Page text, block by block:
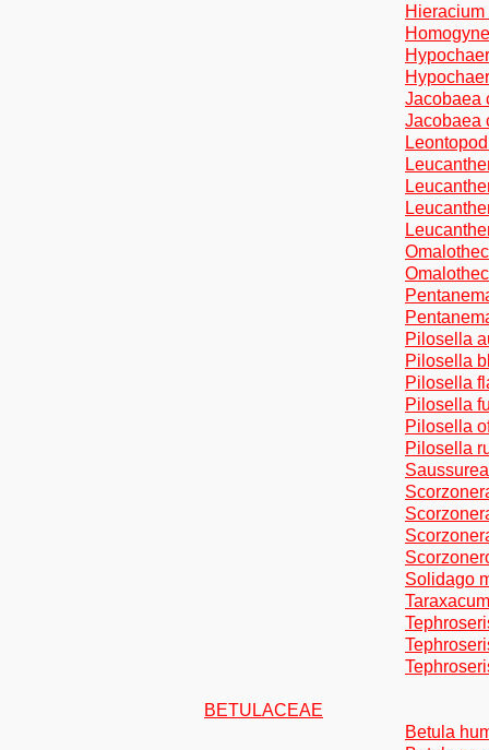
Jacobaea
Jacobaea
Pilosella
Pilosella
Pilosella
Pilosella
Pilosella
Pilosella
Solidago
BETULACEAE
Betula